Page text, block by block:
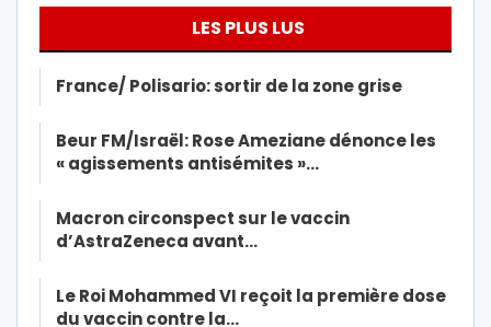
LES PLUS LUS
France/ Polisario: sortir de la zone grise
Beur FM/Israël: Rose Ameziane dénonce les
« agissements antisémites »…
Macron circonspect sur le vaccin
d’AstraZeneca avant…
Le Roi Mohammed VI reçoit la première dose
du vaccin contre la…